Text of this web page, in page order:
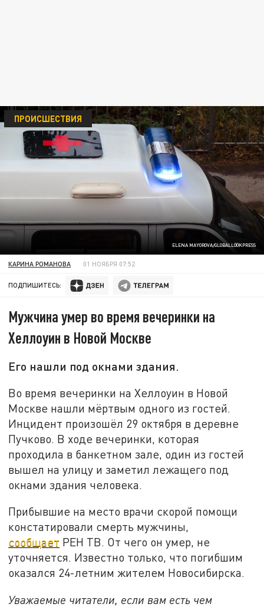
ELENA MAYOROVA/GLOBALLOOKPRESS
ПРОИСШЕСТВИЯ
КАРИНА РОМАНОВА 01 НОЯБРЯ 07:52
ПОДПИШИТЕСЬ:
Мужчина умер во время вечеринки на
Хеллоуин в Новой Москве
Его нашли под окнами здания.
Во время вечеринки на Хеллоуин в Новой
Москве нашли мёртвым одного из гостей.
Инцидент произошёл 29 октября в деревне
Пучково. В ходе вечеринки, которая
проходила в банкетном зале, один из гостей
вышел на улицу и заметил лежащего под
окнами здания человека.
Прибывшие на место врачи скорой помощи
констатировали смерть мужчины,
сообщает РЕН ТВ. От чего он умер, не
уточняется. Известно только, что погибшим
оказался 24-летним жителем Новосибирска.
Уважаемые читатели, если вам есть чем